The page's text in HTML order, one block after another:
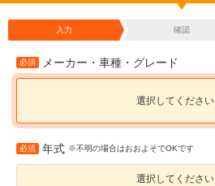
入力 確認
必須 メーカー・車種・グレード
選択してください
必須 年式 ※不明の場合はおおよそでOKです
選択してください